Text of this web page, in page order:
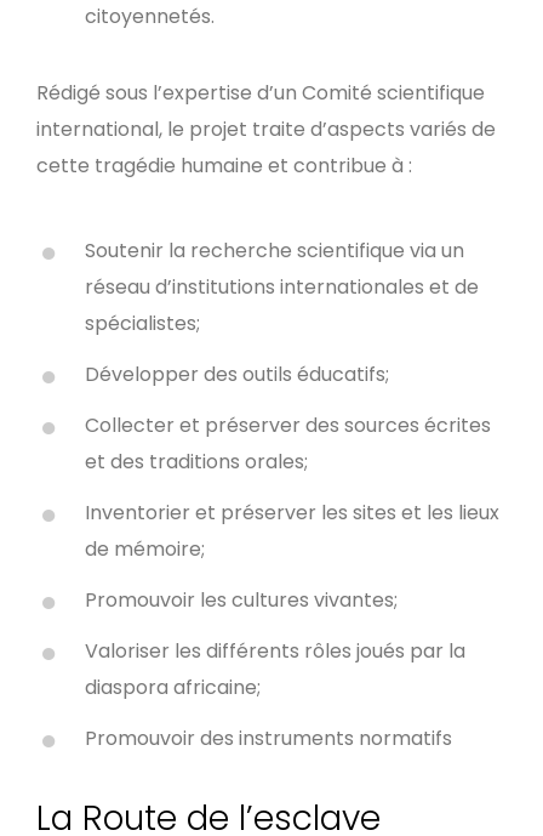
citoyennetés.
Rédigé sous l’expertise d’un Comité scientifique
international, le projet traite d’aspects variés de
cette tragédie humaine et contribue à :
Soutenir la recherche scientifique via un
réseau d’institutions internationales et de
spécialistes;
Développer des outils éducatifs;
Collecter et préserver des sources écrites
et des traditions orales;
Inventorier et préserver les sites et les lieux
de mémoire;
Promouvoir les cultures vivantes;
Valoriser les différents rôles joués par la
diaspora africaine;
Promouvoir des instruments normatifs
La Route de l’esclave